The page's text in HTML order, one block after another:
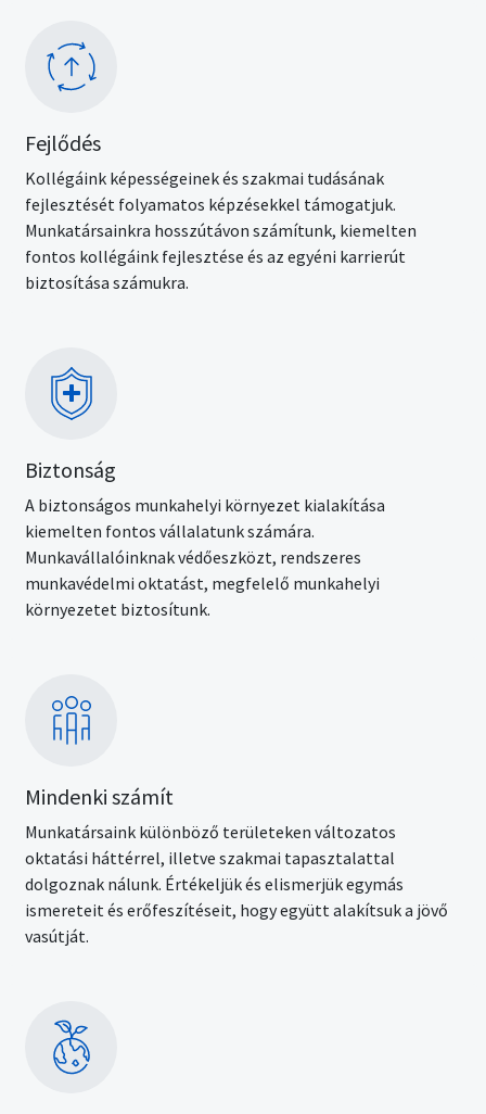
Fejlődés
Kollégáink képességeinek és szakmai tudásának
fejlesztését folyamatos képzésekkel támogatjuk.
Munkatársainkra hosszútávon számítunk, kiemelten
fontos kollégáink fejlesztése és az egyéni karrierút
biztosítása számukra.
Biztonság
A biztonságos munkahelyi környezet kialakítása
kiemelten fontos vállalatunk számára.
Munkavállalóinknak védőeszközt, rendszeres
munkavédelmi oktatást, megfelelő munkahelyi
környezetet biztosítunk.
Mindenki számít
Munkatársaink különböző területeken változatos
oktatási háttérrel, illetve szakmai tapasztalattal
dolgoznak nálunk. Értékeljük és elismerjük egymás
ismereteit és erőfeszítéseit, hogy együtt alakítsuk a jövő
vasútját.